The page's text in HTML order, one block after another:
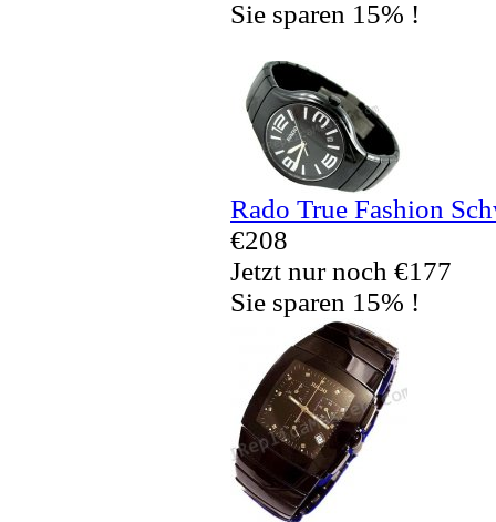
Sie sparen 15% !
Rado True Fashion
€208
Jetzt nur noch €177
Sie sparen 15% !